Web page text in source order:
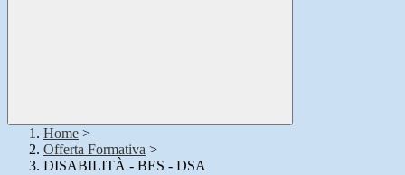
Home >
Offerta Formativa >
DISABILITÀ - BES - DSA